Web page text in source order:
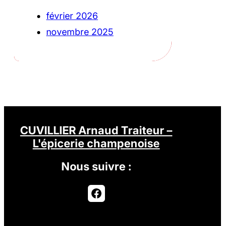
février 2026
novembre 2025
CUVILLIER Arnaud Traiteur –
L'épicerie champenoise
Nous suivre :
Facebook